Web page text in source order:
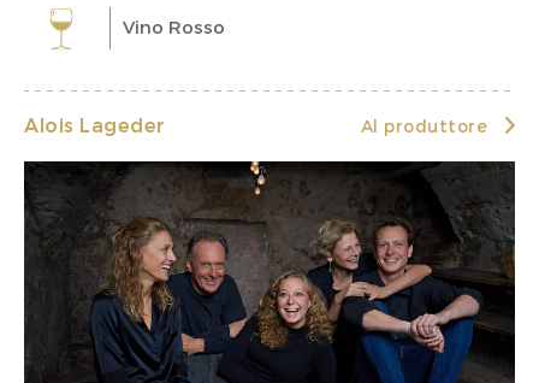
Vino Rosso
Alois Lageder Al produttore